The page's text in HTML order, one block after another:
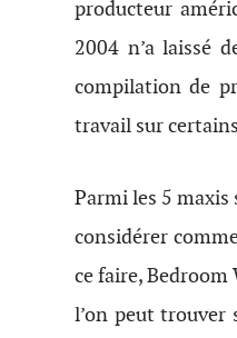
producteur
2004 n’a laissé
compilation de
travail sur
Parmi les 5
considérer
ce faire,
l’on peut trouver